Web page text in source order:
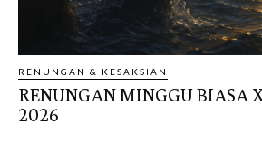
RENUNGAN & KESAKSIAN
RENUNGAN MINGGU BIASA
2026